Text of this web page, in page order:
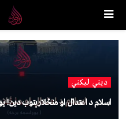
دیني لیکني
اسلام د اعتدال او منځلارېتوب دین!